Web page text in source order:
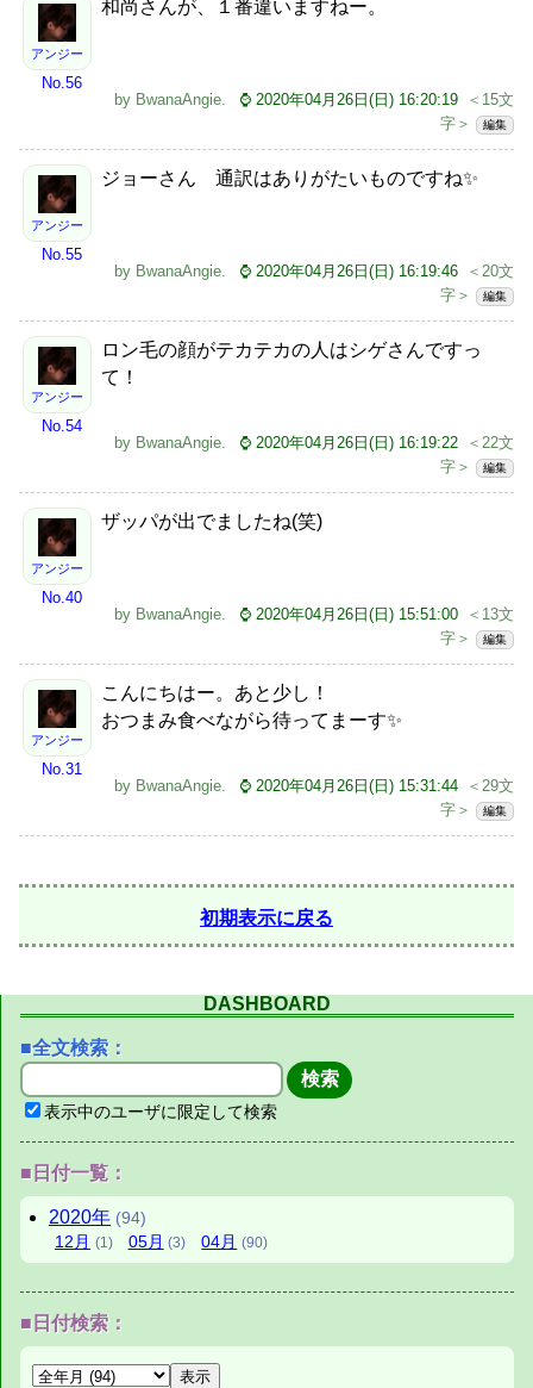
アンジー
No.56
和尚さんが、１番違いますねー。
by BwanaAngie. ⌚ 2020年04月26日(日) 16:20:19
＜15文
字＞
編集
アンジー
No.55
ジョーさん 通訳はありがたいものですね✨
by BwanaAngie. ⌚ 2020年04月26日(日) 16:19:46
＜20文
字＞
編集
アンジー
No.54
ロン毛の顔がテカテカの人はシゲさんですっ
て！
by BwanaAngie. ⌚ 2020年04月26日(日) 16:19:22
＜22文
字＞
編集
アンジー
No.40
ザッパが出でましたね(笑)
by BwanaAngie. ⌚ 2020年04月26日(日) 15:51:00
＜13文
字＞
編集
アンジー
No.31
こんにちはー。あと少し！
おつまみ食べながら待ってまーす✨
by BwanaAngie. ⌚ 2020年04月26日(日) 15:31:44
＜29文
字＞
編集
初期表示に戻る
DASHBOARD
■全文検索：
表示中のユーザに限定して検索
■日付一覧：
2020年 (94)
12月 (1) 05月 (3) 04月 (90)
■日付検索：